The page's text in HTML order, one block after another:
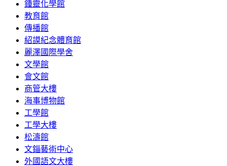
鍾靈化學館
教育館
傳播館
紹謨紀念體育館
麗澤國際學舍
文學館
會文館
商管大樓
海事博物館
工學館
工學大樓
松濤館
文錙藝術中心
外國語文大樓